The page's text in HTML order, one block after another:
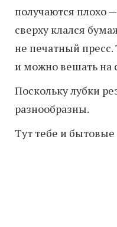
получаются плохо
сверху клался
не печатный
и можно вешать на
Поскольку лубки
разнообразны.
Тут тебе и